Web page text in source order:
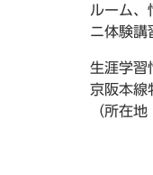
ルーム、
ニ体験講
生涯学習
京阪本線
（所在